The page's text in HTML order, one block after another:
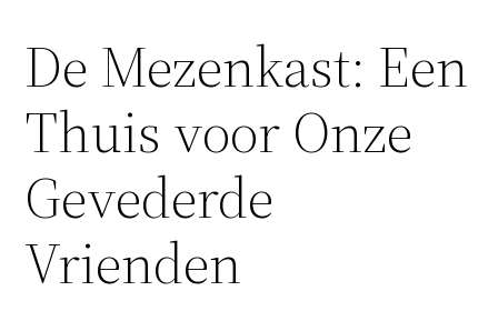
De Mezenkast: Een
Thuis voor Onze
Gevederde
Vrienden